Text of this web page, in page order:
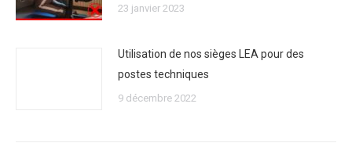
23 janvier 2023
Utilisation de nos sièges LEA pour des
postes techniques
9 décembre 2022